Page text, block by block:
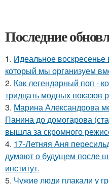
Последние
1. Идеальное воскресенье
который мы организуем
2. Как легендарный поп -
тридцать модных показов
3. Марина Александрова
Панина до домогарова
вышла за скромного
4. 17-Летняя Аня
думают о будущем после
институт.
5. Чужие люди плакали у